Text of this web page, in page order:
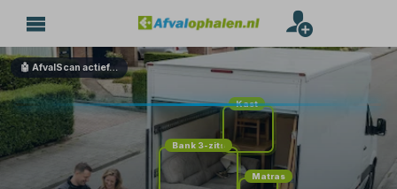
🤖 AfvalScan actief…
Bank 3-zits
Matras
Kast